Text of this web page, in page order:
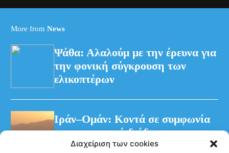
Διαχείριση των cookies
More from News
Ψάθα: Αλαλούμ με την έρευνα για
την φονική σύγκρουση των
ελικοπτέρων
Ιράν–Ομάν: Κοντά σε συμφωνία
για προσωρινό διάδρομο στα
Στενά του Ορμούζ